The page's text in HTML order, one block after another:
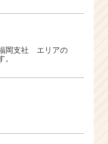
岡支社 エリアの